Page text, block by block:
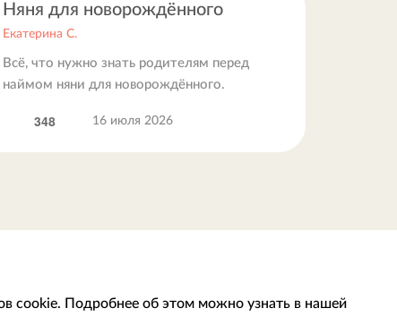
Няня для новорождённого
Екатерина С.
Всё, что нужно знать родителям перед
наймом няни для новорождённого.
348 16 июля 2026
cookie. Подробнее об этом можно узнать в нашей